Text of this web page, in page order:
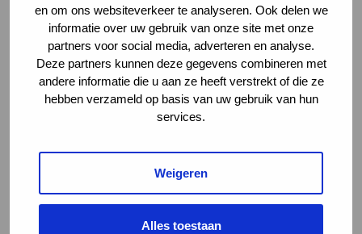
en om ons websiteverkeer te analyseren. Ook delen we
informatie over uw gebruik van onze site met onze
partners voor social media, adverteren en analyse.
Deze partners kunnen deze gegevens combineren met
andere informatie die u aan ze heeft verstrekt of die ze
hebben verzameld op basis van uw gebruik van hun
services.
Weigeren
Alles toestaan